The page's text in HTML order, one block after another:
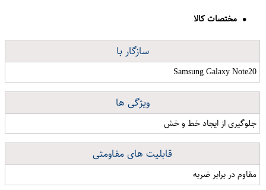
مختصات کالا
سازگار با
Samsung Galaxy Note20
ویژگی ها
جلوگیری از ایجاد خط و خش
قابلیت های مقاومتی
مقاوم در برابر ضربه